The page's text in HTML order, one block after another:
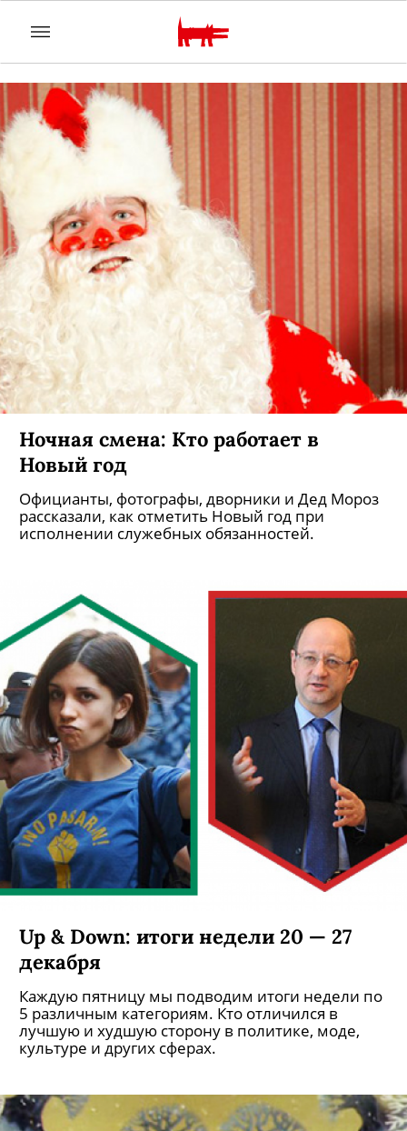
Ночная смена: Кто работает в
Новый год
Официанты, фотографы, дворники и Дед Мороз
рассказали, как отметить Новый год при
исполнении служебных обязанностей.
Up & Down: итоги недели 20 — 27
декабря
Каждую пятницу мы подводим итоги недели по
5 различным категориям. Кто отличился в
лучшую и худшую сторону в политике, моде,
культуре и других сферах.